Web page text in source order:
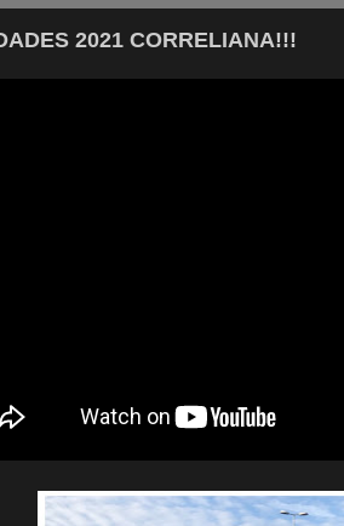
2021 CORRELIANA!!!